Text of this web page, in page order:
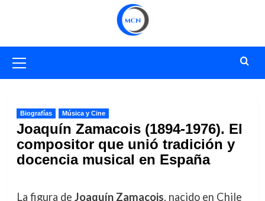
primario
Biografías Música y Cine
Joaquín Zamacois (1894-1976). El
compositor que unió tradición y
docencia musical en España
La figura de Joaquín Zamacois, nacido en Chile